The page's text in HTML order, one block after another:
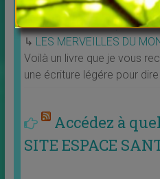
Décide ou décède par
↳ LES MERVEILLES DU
Voilà un livre que je vous
une écriture légére pour
Accédez à
SITE ESPACE